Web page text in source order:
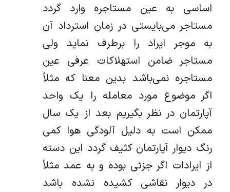
اساسی به عین مستاجره وارد گردد
مستاجر می‌بایستی در زمان استرداد آن
به موجر ایراد را برطرف نماید ولی
مستاجر ضامن استهلاکات عرفی عین
مستاجره نمی‌باشد بدین معنا که مثلاً
اگر موضوع مورد معامله را یک واحد
آپارتمان در نظر بگیریم بعد از یک سال
ممکن است به دلیل آلودگی هوا کمی
رنگ دیوار آپارتمان کثیف گردد این دسته
از ایرادات اگر جزئی بوده و به عمد مثلاً
در دیوار نقاشی کشیده نشده باشد